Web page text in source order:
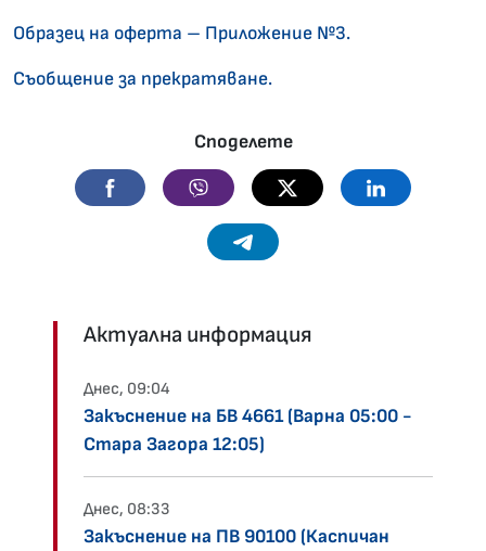
Образец на оферта – Приложение №3.
Съобщение за прекратяване.
Споделете
Facebook Viber Twitter Linkedin
Telegram
Актуална информация
Днес, 09:04
Закъснение на БВ 4661 (Варна 05:00 -
Стара Загора 12:05)
Днес, 08:33
Закъснение на ПВ 90100 (Каспичан